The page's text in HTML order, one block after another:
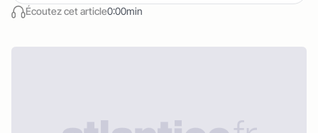
Écoutez cet article0:00min